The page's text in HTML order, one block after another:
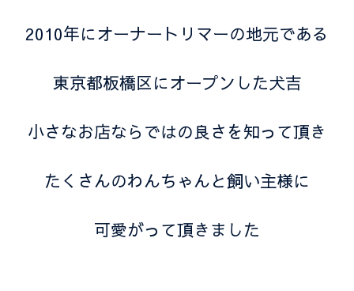
2010年にオーナートリマーの地元である
東京都板橋区にオープンした犬吉
小さなお店ならではの良さを知って頂き
たくさんのわんちゃんと飼い主様に
可愛がって頂きました